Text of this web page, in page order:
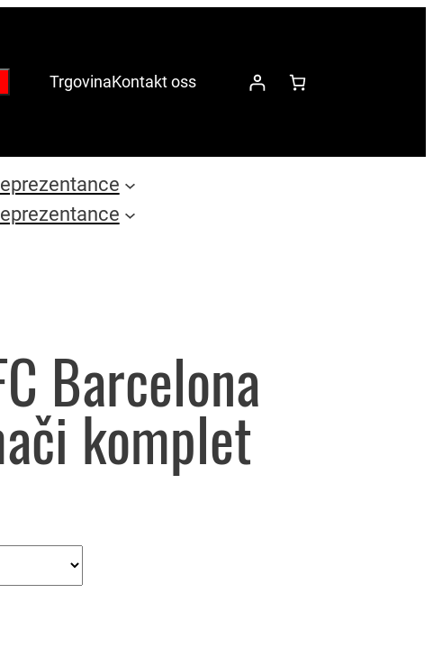
TrgovinaKontakt oss
Barcelona
komplet